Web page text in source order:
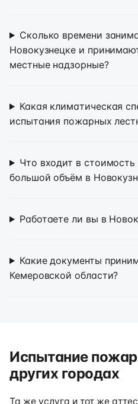
Сколько времени
Новокузнецке и
местные надзорные?
Какая климатическая
испытания пожарных
Что входит в
большой объём в
Работаете ли вы в
Какие документы
Кемеровской области?
Испытание
других городах
Та же услуга и тот же